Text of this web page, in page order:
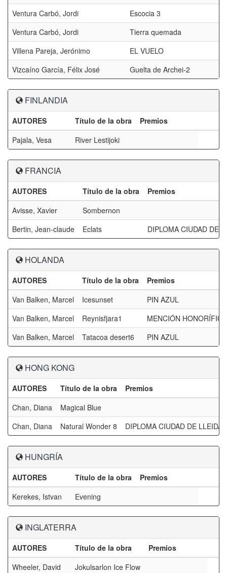
Ventura Carbó, Jordi
Escocia 3
Ventura Carbó, Jordi
Tierra quemada
Villena Pareja, Jerónimo
EL VUELO
Vizcaíno García, Félix José
Guelta de Archei-2
FINLANDIA
AUTORES Título de la obra
Premios
Pajala, Vesa
River Lestijoki
FRANCIA
AUTORES Título de la obra
Premios
Avisse, Xavier
Sombernon
Bertin, Jean-claude
Eclats DIPLOMA CIUDAD DE
HOLANDA
AUTORES Título de la obra
Premios
Van Balken, Marcel
Icesunset
PIN AZUL
Van Balken, Marcel
Reynisfjara1
MENCIÓN
Van Balken, Marcel
Tatacoa desert6 PIN AZUL
HONG KONG
AUTORES Título de la obra
Premios
Chan, Diana
Magical Blue
Chan, Diana
Natural Wonder 8 DIPLOMA CIUDAD DE LLEIDA
HUNGRÍA
AUTORES Título de la obra
Premios
Kerekes, Istvan
Evening
INGLATERRA
AUTORES Título de la obra
Premios
Wheeler, David
Jokulsarlon Ice Flow